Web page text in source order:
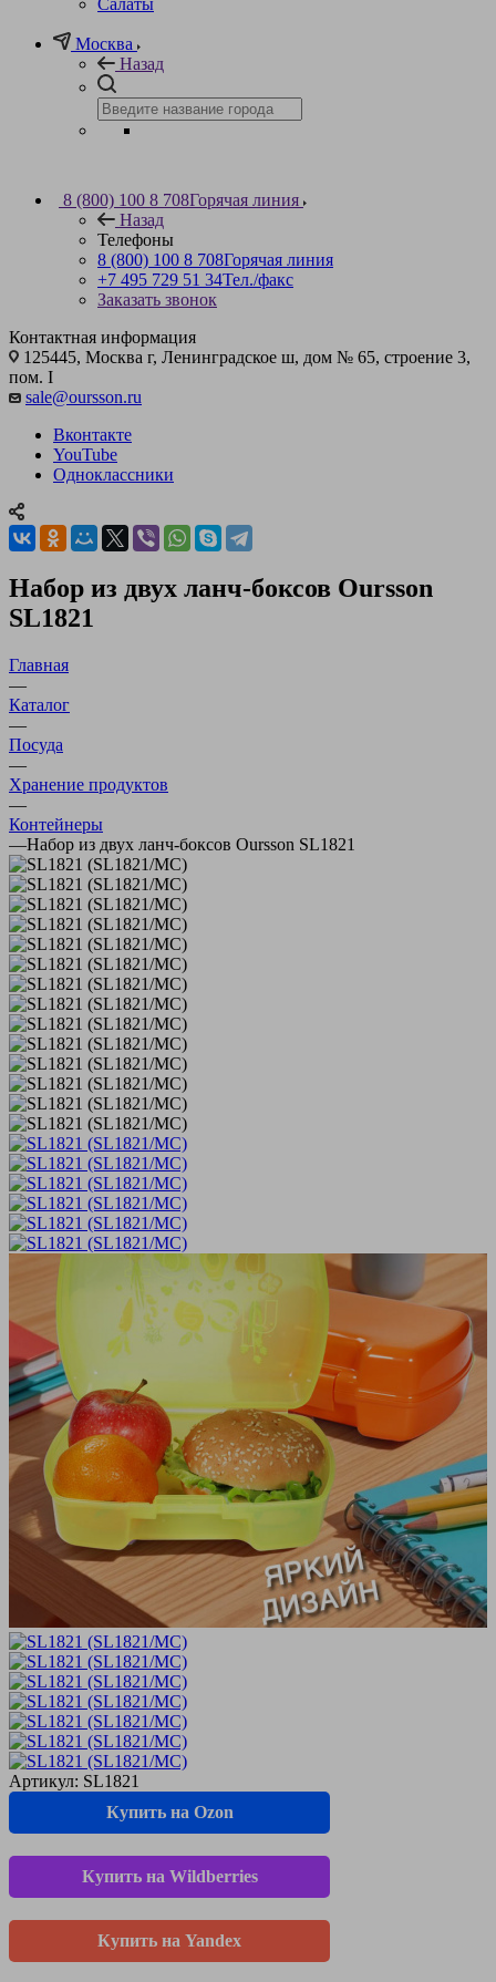
Салаты
Москва
Назад
8 (800) 100 8 708Горячая линия
Назад
Телефоны
8 (800) 100 8 708Горячая линия
+7 495 729 51 34Тел./факс
Заказать звонок
Контактная информация
125445, Москва г, Ленинградское ш, дом № 65, строение 3,
пом. I
sale@oursson.ru
Вконтакте
YouTube
Одноклассники
Набор из двух ланч-боксов Oursson
SL1821
Главная
—
Каталог
—
Посуда
—
Хранение продуктов
—
Контейнеры
—Набор из двух ланч-боксов Oursson SL1821
Артикул: SL1821
Купить на Ozon
Купить на Wildberries
Купить на Yandex